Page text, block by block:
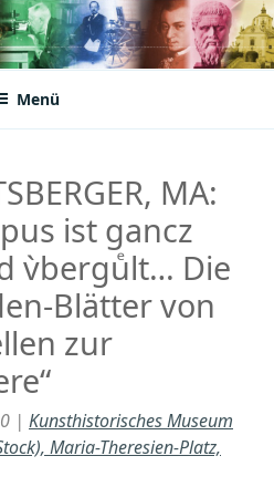
Societies
Menü
MA:
ist gancz
v̀berguͤlt… Die
Blätter von
zur
| Kunsthistorisches Museum
Maria-Theresien-Platz,